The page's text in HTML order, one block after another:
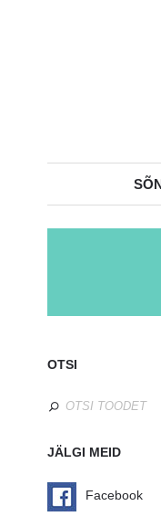
OTSI
JÄLGI MEID
Facebook